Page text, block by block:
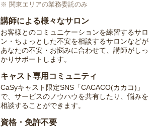
※ 関東エリアの業務委託のみ
講師による様々なサロン
お客様とのコミュニケーションを練習するサロ
ン・ちょっとした不安を相談するサロンなどが
あなたの不安・お悩みに合わせて、講師がしっ
かりサポートします。
キャスト専用コミュニティ
CaSyキャスト限定SNS「CACACO(カカコ)」
で、サービスのノウハウを共有したり、悩みを
相談することができます。
資格・免許不要